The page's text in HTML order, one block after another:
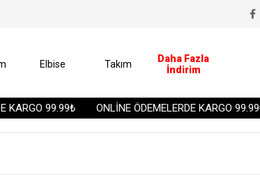
KARGO 99.99₺ ONLİNE ÖDEMELERDE KARGO 99.99₺
Elbise Takım
Daha Fazla
İndirim